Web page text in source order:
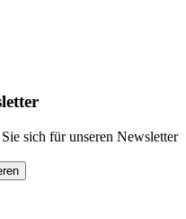
sich für unseren Newsletter